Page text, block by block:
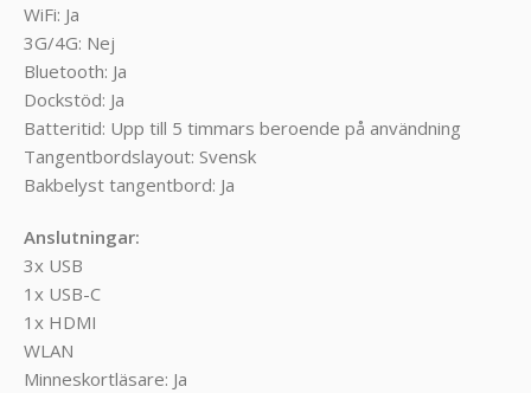
WiFi: Ja
3G/4G: Nej
Bluetooth: Ja
Dockstöd: Ja
Batteritid: Upp till 5 timmars beroende på användning
Tangentbordslayout: Svensk
Bakbelyst tangentbord: Ja
Anslutningar:
3x USB
1x USB-C
1x HDMI
WLAN
Minneskortläsare: Ja